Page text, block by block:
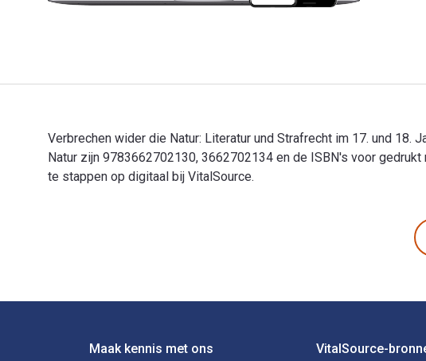
Verbrechen wider die Natur: Literatur und Strafrecht im 17. und
Natur zijn 9783662702130, 3662702134 en de ISBN's voor
te stappen op digitaal bij VitalSource.
Maak kennis met ons VitalSource-